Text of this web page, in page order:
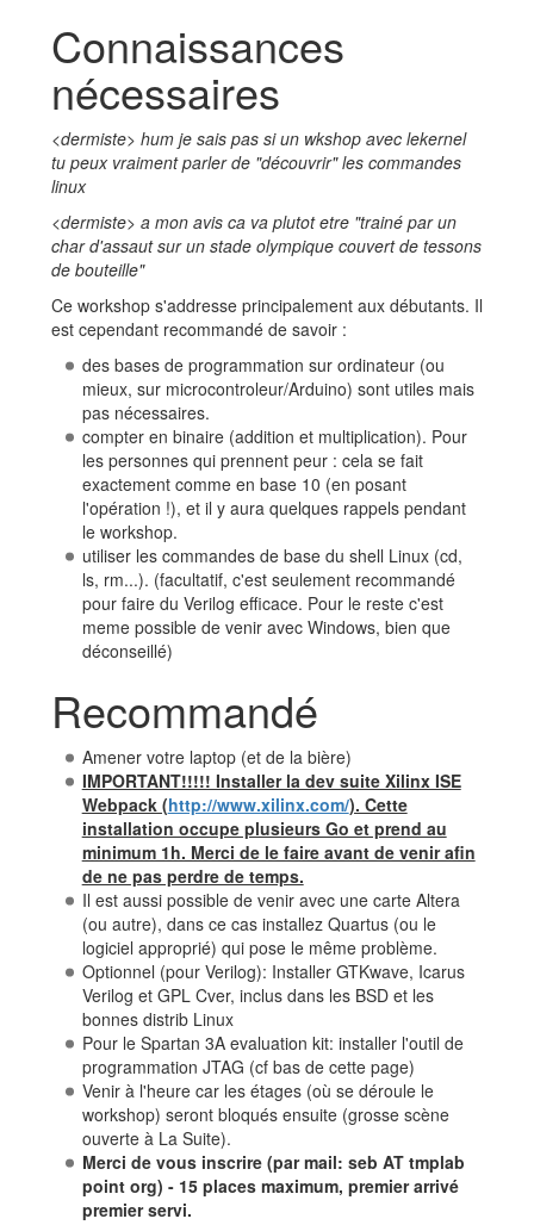
Connaissances
nécessaires
<dermiste> hum je sais pas si un wkshop avec lekernel
tu peux vraiment parler de "découvrir" les commandes
linux
<dermiste> a mon avis ca va plutot etre "trainé par un
char d'assaut sur un stade olympique couvert de tessons
de bouteille"
Ce workshop s'addresse principalement aux débutants. Il
est cependant recommandé de savoir :
des bases de programmation sur ordinateur (ou
mieux, sur microcontroleur/Arduino) sont utiles mais
pas nécessaires.
compter en binaire (addition et multiplication). Pour
les personnes qui prennent peur : cela se fait
exactement comme en base 10 (en posant
l'opération !), et il y aura quelques rappels pendant
le workshop.
utiliser les commandes de base du shell Linux (cd,
ls, rm...). (facultatif, c'est seulement recommandé
pour faire du Verilog efficace. Pour le reste c'est
meme possible de venir avec Windows, bien que
déconseillé)
Recommandé
Amener votre laptop (et de la bière)
IMPORTANT!!!!! Installer la dev suite Xilinx ISE
Webpack (http://www.xilinx.com/). Cette
installation occupe plusieurs Go et prend au
minimum 1h. Merci de le faire avant de venir afin
de ne pas perdre de temps.
Il est aussi possible de venir avec une carte Altera
(ou autre), dans ce cas installez Quartus (ou le
logiciel approprié) qui pose le même problème.
Optionnel (pour Verilog): Installer GTKwave, Icarus
Verilog et GPL Cver, inclus dans les BSD et les
bonnes distrib Linux
Pour le Spartan 3A evaluation kit: installer l'outil de
programmation JTAG (cf bas de cette page)
Venir à l'heure car les étages (où se déroule le
workshop) seront bloqués ensuite (grosse scène
ouverte à La Suite).
Merci de vous inscrire (par mail: seb AT tmplab
point org) - 15 places maximum, premier arrivé
premier servi.